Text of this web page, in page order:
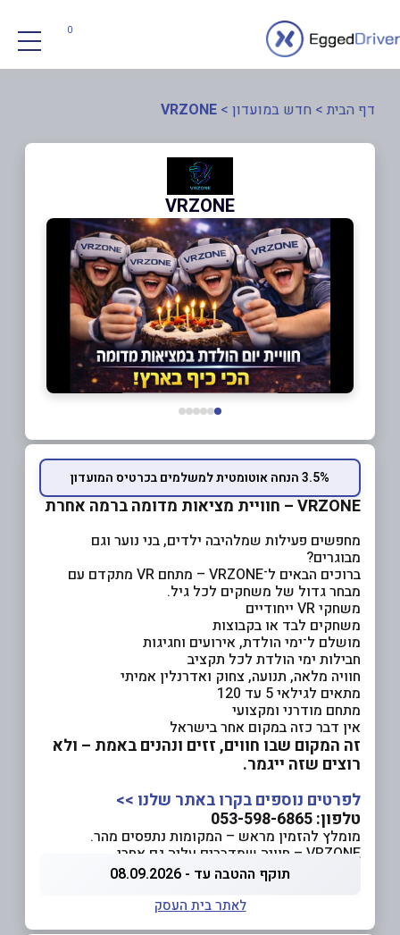
0
דף הבית > חדש במועדון >
VRZONE
VRZONE
3.5% הנחה אוטומטית למשלמים בכרטיס המועדון
VRZONE – חוויית מציאות מדומה ברמה אחרת
מחפשים פעילות שמלהיבה ילדים, בני נוער וגם
מבוגרים?
ברוכים הבאים ל־VRZONE – מתחם VR מתקדם עם
מבחר גדול של משחקים לכל גיל.
משחקי VR ייחודיים
משחקים לבד או בקבוצות
מושלם ל־ימי הולדת, אירועים וחגיגות
חבילות ימי הולדת לכל תקציב
חוויה מלאה, תנועה, צחוק ואדרנלין אמיתי
מתאים לגילאי 5 עד 120
מתחם מודרני ומקצועי
אין דבר כזה במקום אחר בישראל
זה המקום שבו חווים, זזים ונהנים באמת – ולא
רוצים שזה ייגמר.
לפרטים נוספים בקרו באתר שלנו >>
טלפון: 053-598-6865
מומלץ להזמין מראש – המקומות נתפסים מהר.
VRZONE – חוויה שמדברים עליה גם אחרי.
תוקף ההטבה עד - 08.09.2026
לאתר בית העסק